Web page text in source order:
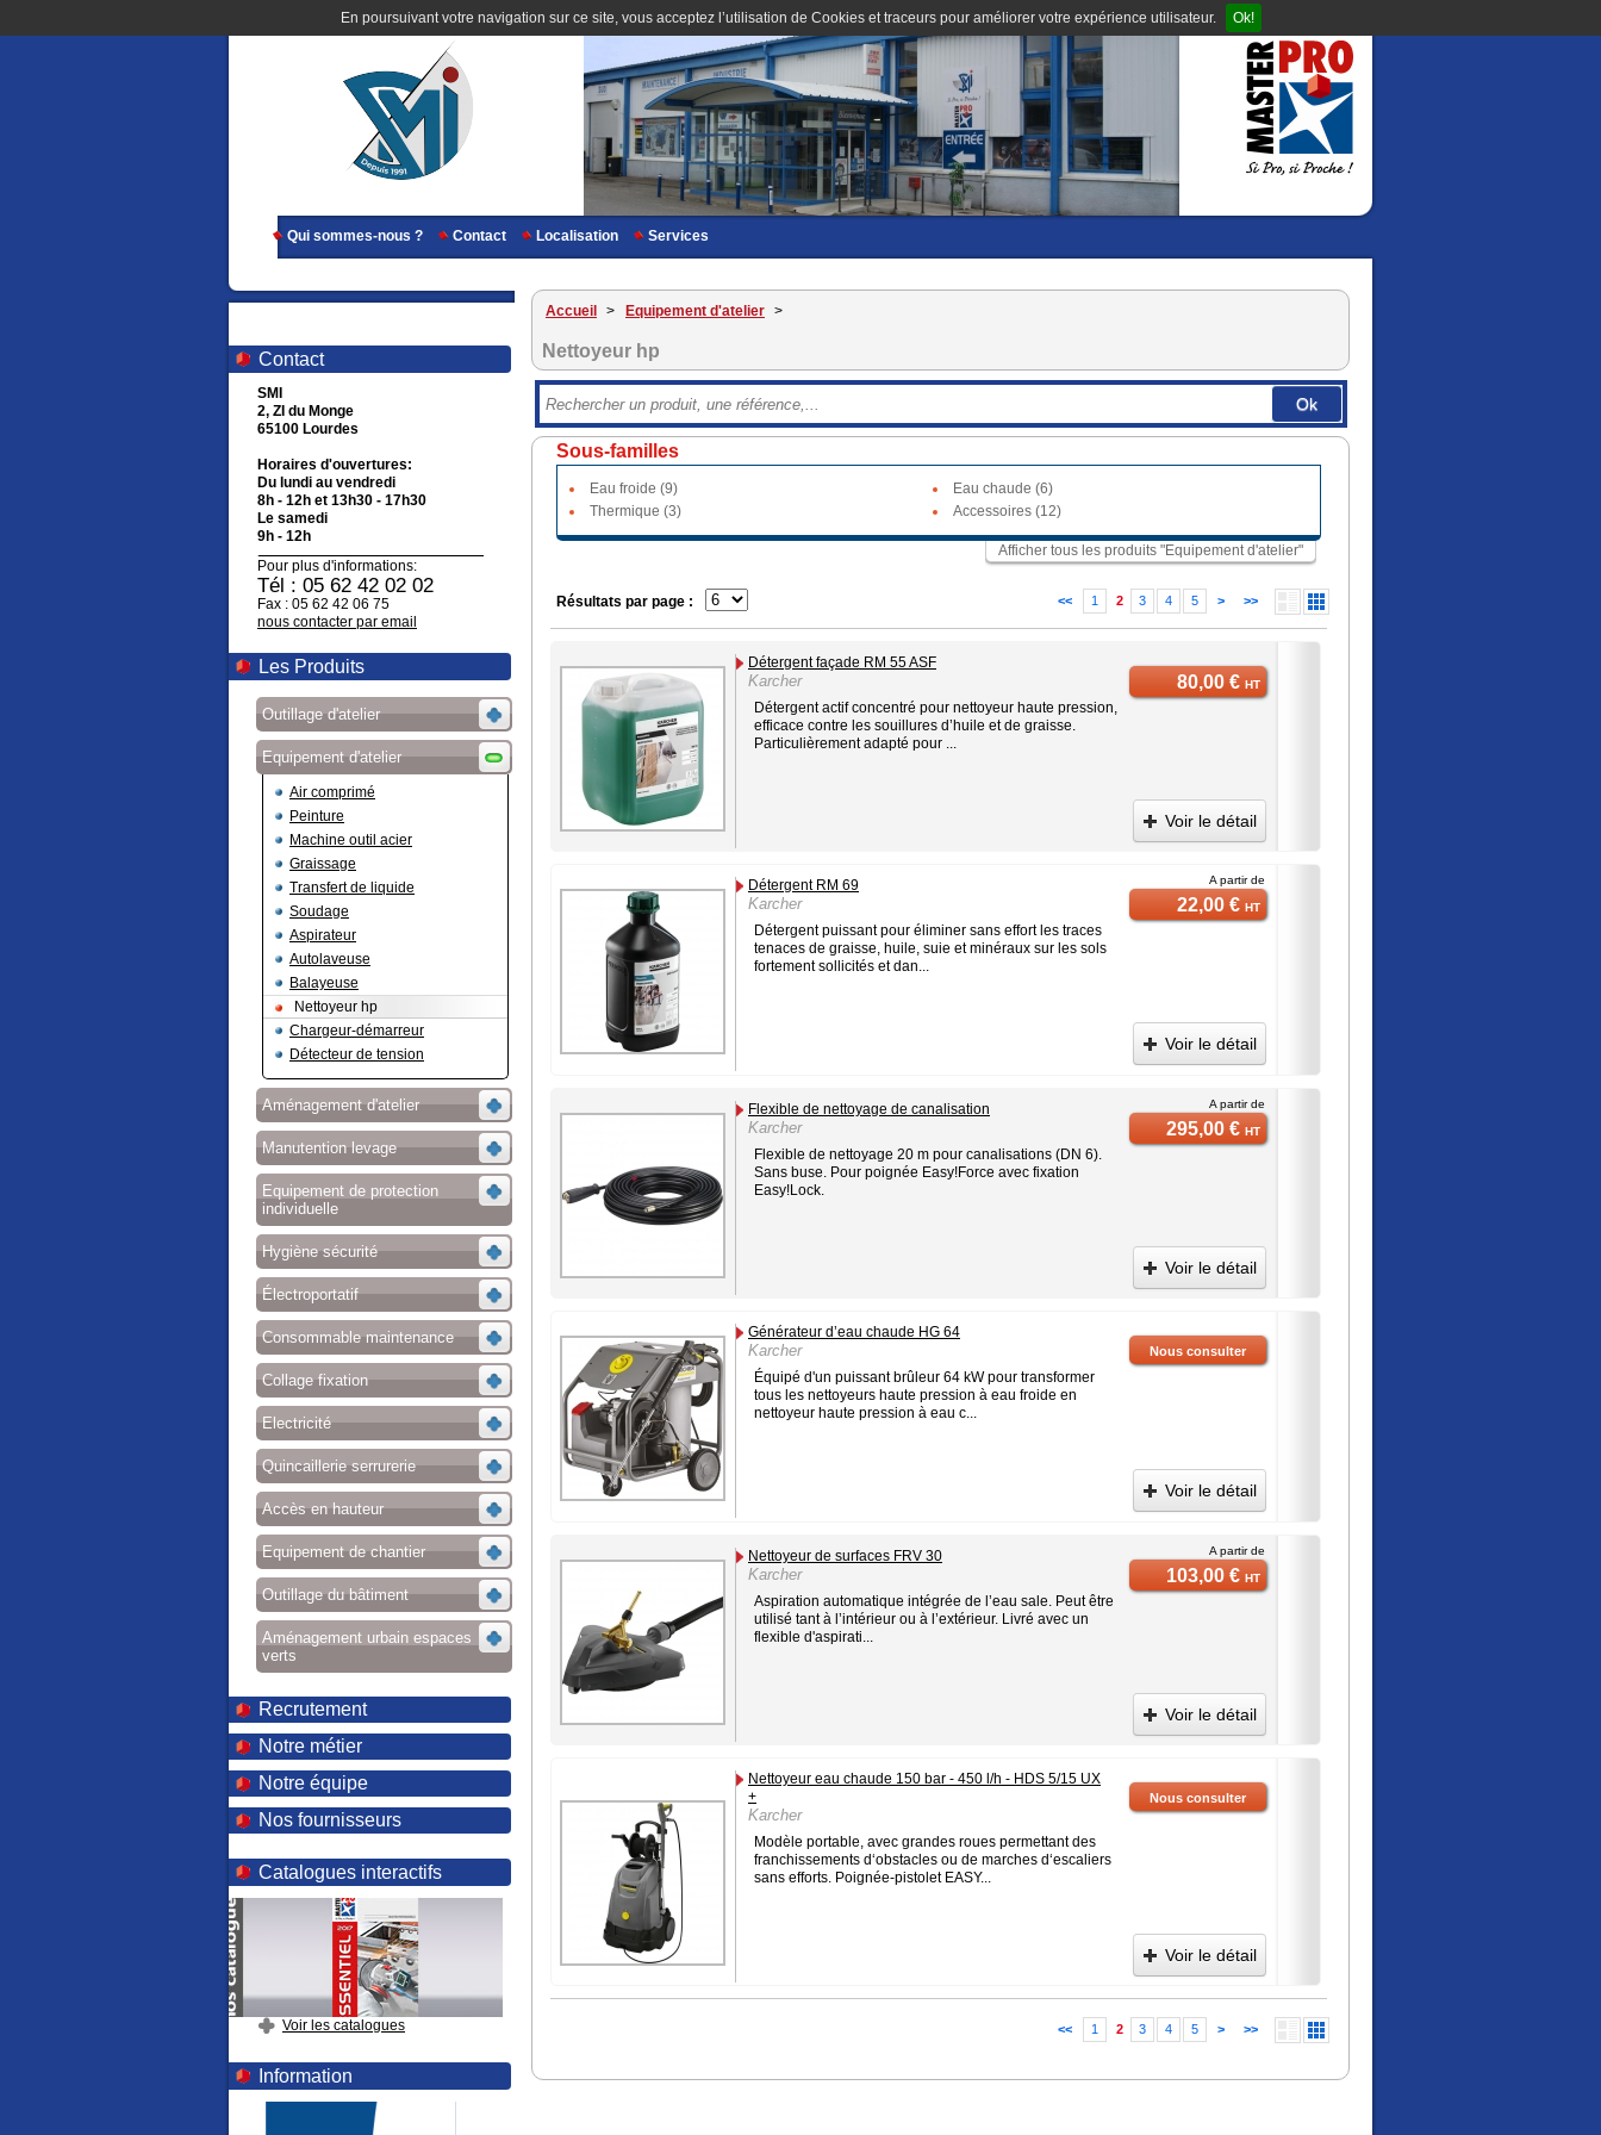
En poursuivant votre navigation sur ce site, vous acceptez l’utilisation de Cookies et traceurs pour améliorer votre expérience utilisateur. Ok!
Qui sommes-nous ? Contact Localisation Services
Contact
SMI
2, ZI du Monge
65100 Lourdes
Horaires d'ouvertures:
Du lundi au vendredi
8h - 12h et 13h30 - 17h30
Le samedi
9h - 12h
Pour plus d'informations:
Tél : 05 62 42 02 02
Fax : 05 62 42 06 75
nous contacter par email
Les Produits
Outillage d'atelier
Equipement d'atelier
Air comprimé
Peinture
Machine outil acier
Graissage
Transfert de liquide
Soudage
Aspirateur
Autolaveuse
Balayeuse
Nettoyeur hp
Chargeur-démarreur
Détecteur de tension
Aménagement d'atelier
Manutention levage
Equipement de protection
individuelle
Hygiène sécurité
Électroportatif
Consommable maintenance
Collage fixation
Electricité
Quincaillerie serrurerie
Accès en hauteur
Equipement de chantier
Outillage du bâtiment
Aménagement urbain espaces
verts
Recrutement
Notre métier
Notre équipe
Nos fournisseurs
Catalogues interactifs
Voir les catalogues
Information
Accueil > Equipement d'atelier >
Nettoyeur hp
Ok
Sous-familles
Eau froide (9)
Eau chaude (6)
Thermique (3)
Accessoires (12)
Afficher tous les produits "Equipement d'atelier"
Résultats par page : << 1 2 3 4 5 > >>
Détergent façade RM 55 ASF
Karcher
Détergent actif concentré pour nettoyeur haute pression,
efficace contre les souillures d’huile et de graisse.
Particulièrement adapté pour ...
80,00 €HT
Voir le détail
Détergent RM 69
Karcher
Détergent puissant pour éliminer sans effort les traces
tenaces de graisse, huile, suie et minéraux sur les sols
fortement sollicités et dan...
A partir de
22,00 €HT
Voir le détail
Flexible de nettoyage de canalisation
Karcher
Flexible de nettoyage 20 m pour canalisations (DN 6).
Sans buse. Pour poignée Easy!Force avec fixation
Easy!Lock.
A partir de
295,00 €HT
Voir le détail
Générateur d’eau chaude HG 64
Karcher
Équipé d'un puissant brûleur 64 kW pour transformer
tous les nettoyeurs haute pression à eau froide en
nettoyeur haute pression à eau c...
Nous consulter
Voir le détail
Nettoyeur de surfaces FRV 30
Karcher
Aspiration automatique intégrée de l’eau sale. Peut être
utilisé tant à l’intérieur ou à l’extérieur. Livré avec un
flexible d'aspirati...
A partir de
103,00 €HT
Voir le détail
Nettoyeur eau chaude 150 bar - 450 l/h - HDS 5/15 UX
+
Karcher
Modèle portable, avec grandes roues permettant des
franchissements d‘obstacles ou de marches d‘escaliers
sans efforts. Poignée-pistolet EASY...
Nous consulter
Voir le détail
<< 1 2 3 4 5 > >>